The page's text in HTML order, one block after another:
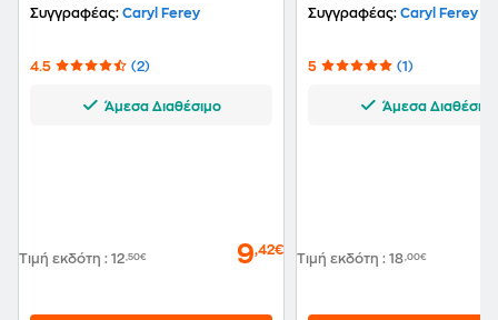
Συγγραφέας: Caryl Ferey
4.5 (2)
Άμεσα Διαθέσιμο
Τιμή εκδότη : 12,50€ 9,42€
Συγγραφέας: Caryl Ferey
5 (1)
Άμεσα Διαθέσιμο
Τιμή εκδότη : 18,00€